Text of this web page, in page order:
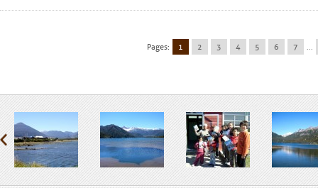
FacebookTwitter
Pages: 1 2 3 4 5 6 7 ...